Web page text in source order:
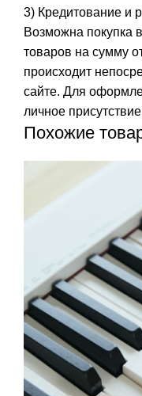
3) Кредитование и
Возможна покупка
товаров на сумму
происходит
сайте. Для
личное
Похожие